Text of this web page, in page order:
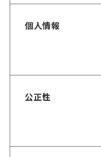
個人情報
公正性